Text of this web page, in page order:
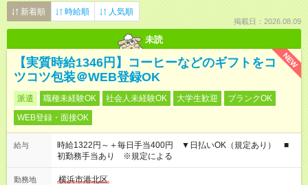
新着順 時給順 人気順
掲載日：2026.08.09
未読
NEW
【実質時給1346円】コーヒーなどのギフトをコ
ツコツ包装＠WEB登録OK
派遣 職種未経験OK 社会人未経験OK 大学生歓迎
ブランクOK
WEB登録・面接OK
給与
時給1322円～＋毎日手当400円 ▼日払いOK（規定あり） ■
初勤務手当あり ※規定による
勤務地
横浜市港北区